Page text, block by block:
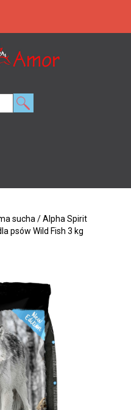
sucha/ Alpha Spirit
psów Wild Fish 3 kg